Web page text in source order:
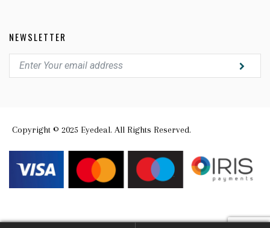
NEWSLETTER
Copyright © 2025 Eyedeal. All Rights Reserved.